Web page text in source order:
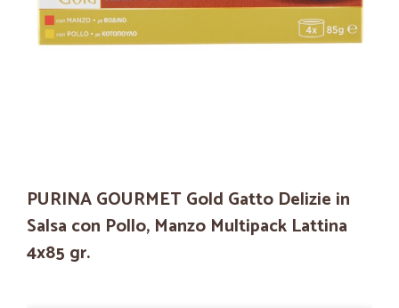
PURINA GOURMET Gold Gatto Delizie in
Salsa con Pollo, Manzo Multipack Lattina
4x85 gr.